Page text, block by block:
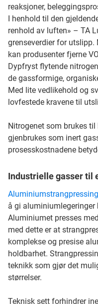
reaksjoner,
I henhold til den
renhold av luften» – TA
grenseverdier for utslipp.
kan produsenter fjerne
Dypfryst flytende
de gassformige,
Med lite vedlikehold og
lovfestede kravene til
Nitrogenet som brukes
gjenbrukes som inert
prosesskostnadene
Industrielle gasser til
Aluminiumstrangpressing
å gi aluminiumlegeringer
Aluminiumet presses
med dette er at
komplekse og presise
holdbarhet.
teknikk som gjør det
størrelser.
Teknisk sett forhindrer